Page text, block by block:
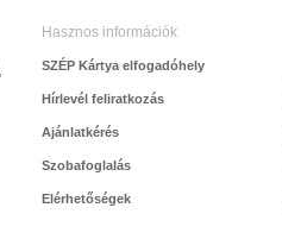
Hasznos információk
SZÉP Kártya elfogadóhely
Hírlevél feliratkozás
Ajánlatkérés
Szobafoglalás
Elérhetőségek